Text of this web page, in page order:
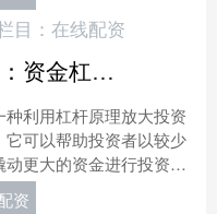
目： 在线配资
炒股配资：资金杠杆，助你投资更轻松
种利用杠杆原理放大投资
它可以帮助投资者以较少
动更大的资金进行投资，
收益。 **配资的优势** *
资